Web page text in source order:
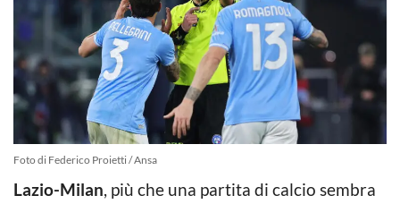
Foto di Federico Proietti / Ansa
Lazio-Milan, più che una partita di calcio sembra